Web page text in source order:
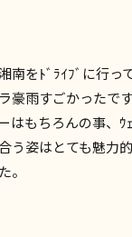
南をﾄﾞﾗｲﾌﾞに行
豪雨すごかった
はもちろんの事、
う姿はとても魅力
。